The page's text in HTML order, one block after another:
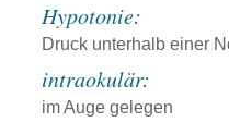
Hypotonie:
Druck unterhalb einer
intraokulär:
im Auge gelegen